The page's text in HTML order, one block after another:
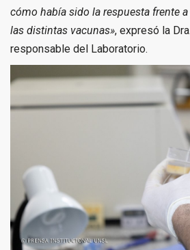
cómo había sido la respuesta frente
las distintas vacunas», expresó la
responsable del Laboratorio.